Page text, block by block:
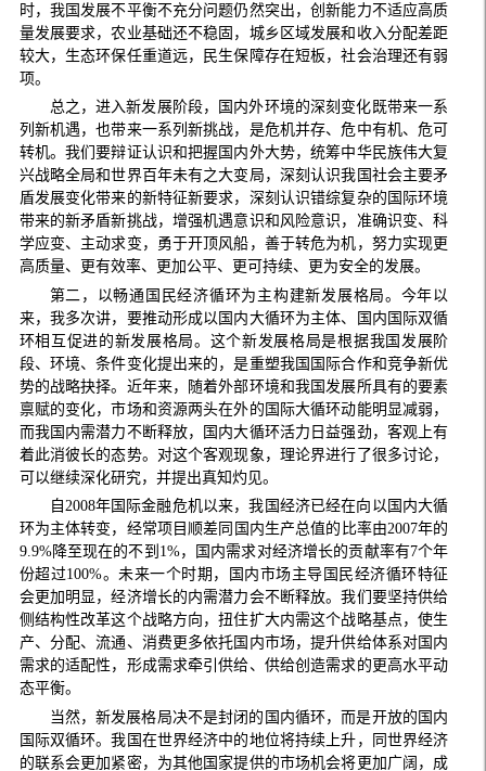
时，我国发展不平衡不充分问题仍然突出，创新能力不适应高质
量发展要求，农业基础还不稳固，城乡区域发展和收入分配差距
较大，生态环保任重道远，民生保障存在短板，社会治理还有弱
项。
总之，进入新发展阶段，国内外环境的深刻变化既带来一系
列新机遇，也带来一系列新挑战，是危机并存、危中有机、危可
转机。我们要辩证认识和把握国内外大势，统筹中华民族伟大复
兴战略全局和世界百年未有之大变局，深刻认识我国社会主要矛
盾发展变化带来的新特征新要求，深刻认识错综复杂的国际环境
带来的新矛盾新挑战，增强机遇意识和风险意识，准确识变、科
学应变、主动求变，勇于开顶风船，善于转危为机，努力实现更
高质量、更有效率、更加公平、更可持续、更为安全的发展。
第二，以畅通国民经济循环为主构建新发展格局。今年以
来，我多次讲，要推动形成以国内大循环为主体、国内国际双循
环相互促进的新发展格局。这个新发展格局是根据我国发展阶
段、环境、条件变化提出来的，是重塑我国国际合作和竞争新优
势的战略抉择。近年来，随着外部环境和我国发展所具有的要素
禀赋的变化，市场和资源两头在外的国际大循环动能明显减弱，
而我国内需潜力不断释放，国内大循环活力日益强劲，客观上有
着此消彼长的态势。对这个客观现象，理论界进行了很多讨论，
可以继续深化研究，并提出真知灼见。
自2008年国际金融危机以来，我国经济已经在向以国内大循
环为主体转变，经常项目顺差同国内生产总值的比率由2007年的
9.9%降至现在的不到1%，国内需求对经济增长的贡献率有7个年
份超过100%。未来一个时期，国内市场主导国民经济循环特征
会更加明显，经济增长的内需潜力会不断释放。我们要坚持供给
侧结构性改革这个战略方向，扭住扩大内需这个战略基点，使生
产、分配、流通、消费更多依托国内市场，提升供给体系对国内
需求的适配性，形成需求牵引供给、供给创造需求的更高水平动
态平衡。
当然，新发展格局决不是封闭的国内循环，而是开放的国内
国际双循环。我国在世界经济中的地位将持续上升，同世界经济
的联系会更加紧密，为其他国家提供的市场机会将更加广阔，成